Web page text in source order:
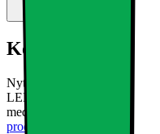
Kort om produktet
Nyt et godt belyst hjem og
LED-lyspære 2,3W B35 E14,
med moderne LED-teknologi
produktet